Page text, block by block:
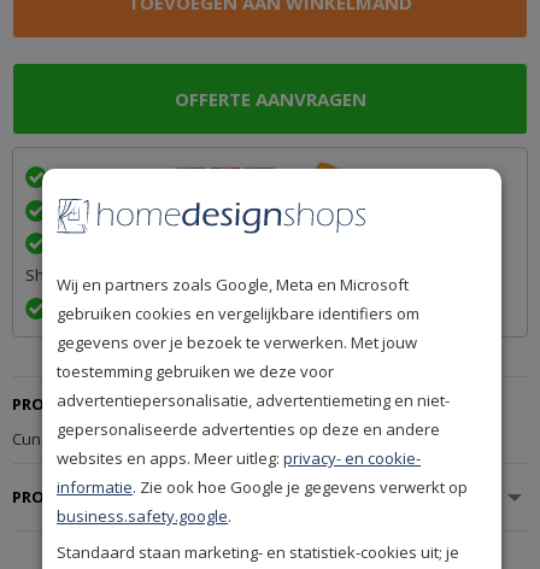
Wij bezorgen in
met
Achteraf betalen na levering is mogelijk
Shops
Exact volgens afspraak en met Track & Trace informatie
PRODUCTBESCHRIJVING
Cunera Bouclé 9028. Totaalgewicht is 2400 gram.
PRODUCTSPECIFICATIES
Wij en partners zoals Google, Meta en Microsoft
gebruiken cookies en vergelijkbare identifiers om
gegevens over je bezoek te verwerken. Met jouw
toestemming gebruiken we deze voor
advertentiepersonalisatie, advertentiemeting en niet-
gepersonaliseerde advertenties op deze en andere
websites en apps. Meer uitleg:privacy- en cookie-
informatie. Zie ook hoe Google je gegevens verwerkt op
business.safety.google.
Standaard staan marketing- en statistiek-cookies uit; je